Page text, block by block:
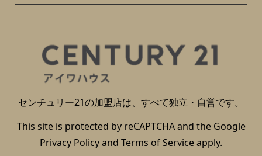
センチュリー21の加盟店は、すべて独立・自営です。
This site is protected by reCAPTCHA and the Google
Privacy Policyand Terms of Serviceapply.